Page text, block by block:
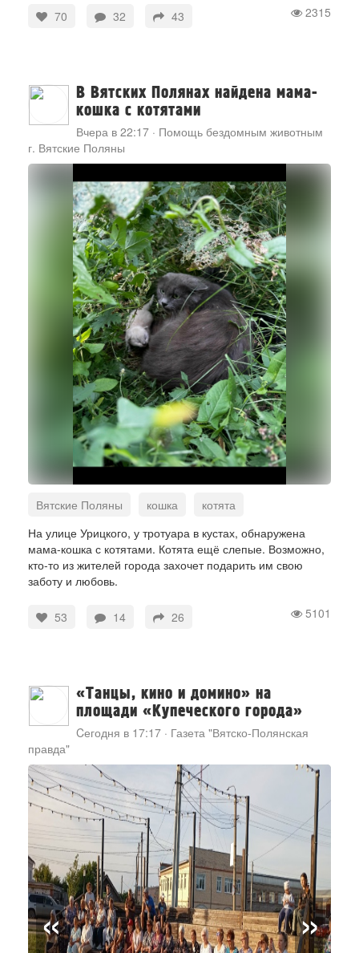
2315
70 32 43
В Вятских Полянах найдена мама-
кошка с котятами
Вчера в 22:17 · Помощь бездомным животным
г. Вятские Поляны
Вятские Поляны кошка
котята
пристройство
На улице Урицкого, у тротуара в кустах, обнаружена
мама-кошка с котятами. Котята ещё слепые. Возможно,
кто-то из жителей города захочет подарить им свою
заботу и любовь.
5101
53 14 26
«Танцы, кино и домино» на
площади «Купеческого города»
Cегодня в 17:17 · Газета "Вятско-Полянская
правда"
« »